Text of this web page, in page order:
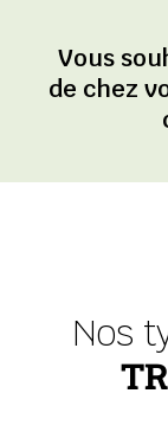
Vous
de chez
Nos